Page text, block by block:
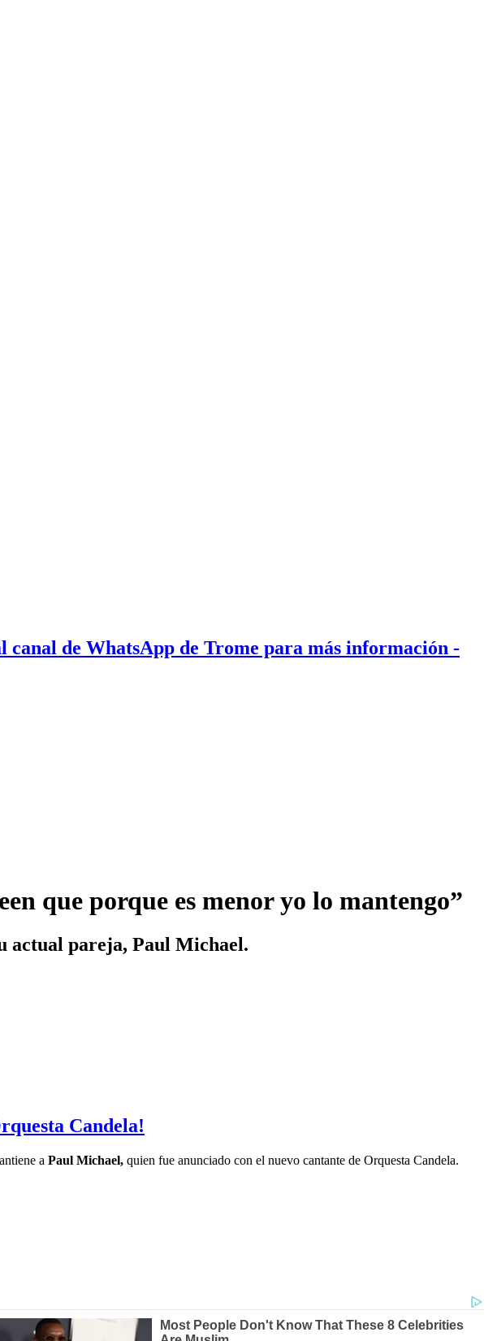
canal de WhatsApp de Trome para más información -
que porque es menor yo lo mantengo”
actual pareja, Paul Michael.
Candela!
a Paul Michael, quien fue anunciado con el nuevo cantante de Orquesta Candela.